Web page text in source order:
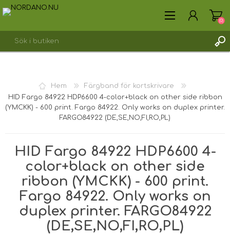
SKAPA KONTO
LOGGA IN
(0)
Hem
Färgband för kortskrivare
HID Fargo 84922 HDP6600 4-color+black on other side ribbon
(YMCKK) - 600 print. Fargo 84922. Only works on duplex printer.
FARGO84922 (DE,SE,NO,FI,RO,PL)
HID Fargo 84922 HDP6600 4-
color+black on other side
ribbon (YMCKK) - 600 print.
Fargo 84922. Only works on
duplex printer. FARGO84922
(DE,SE,NO,FI,RO,PL)